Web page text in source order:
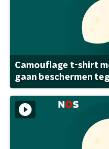
Camouflage t-shirt
gaan beschermen